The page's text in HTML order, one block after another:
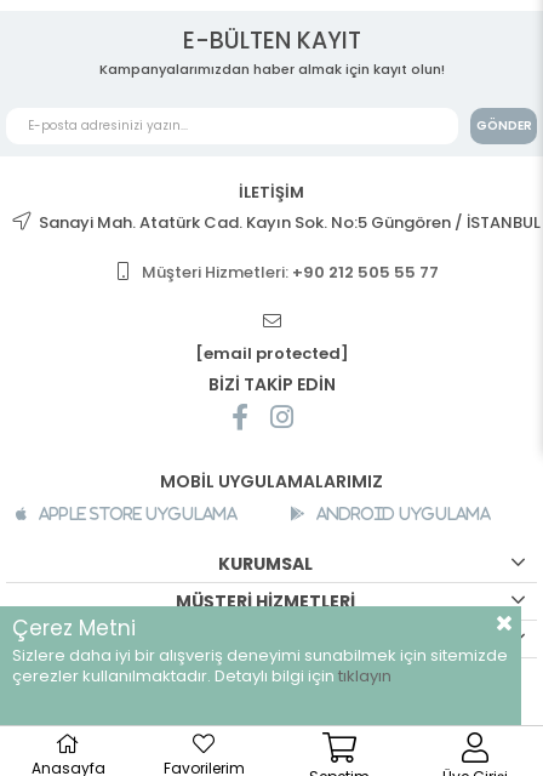
E-BÜLTEN KAYIT
Kampanyalarımızdan haber almak için kayıt olun!
GÖNDER
İLETİŞİM
Sanayi Mah. Atatürk Cad. Kayın Sok. No:5 Güngören / İSTANBUL
Müşteri Hizmetleri: +90 212 505 55 77
[email protected]
BİZİ TAKİP EDİN
MOBİL UYGULAMALARIMIZ
Apple Store Uygulama Android Uygulama
KURUMSAL
MÜŞTERİ HİZMETLERİ
©breeze.com.tr - Tüm hakları saklıdır.
Anasayfa Favorilerim
Çerez Metni
Sizlere daha iyi bir alışveriş deneyimi sunabilmek için sitemizde
çerezler kullanılmaktadır. Detaylı bilgi için tıklayın